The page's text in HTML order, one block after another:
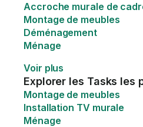
Accroche murale de
Montage de meubles
Déménagement
Ménage
Voir plus
Explorer les Tasks les
Montage de meubles
Installation TV murale
Ménage